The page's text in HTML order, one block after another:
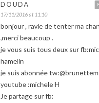
DOUDA
17/11/2016 at 11:10
bonjour , ravie de tenter ma
,merci beaucoup .
je vous suis tous deux sur
hamelin
je suis abonnée
youtube :michele H
Je partage sur fb: